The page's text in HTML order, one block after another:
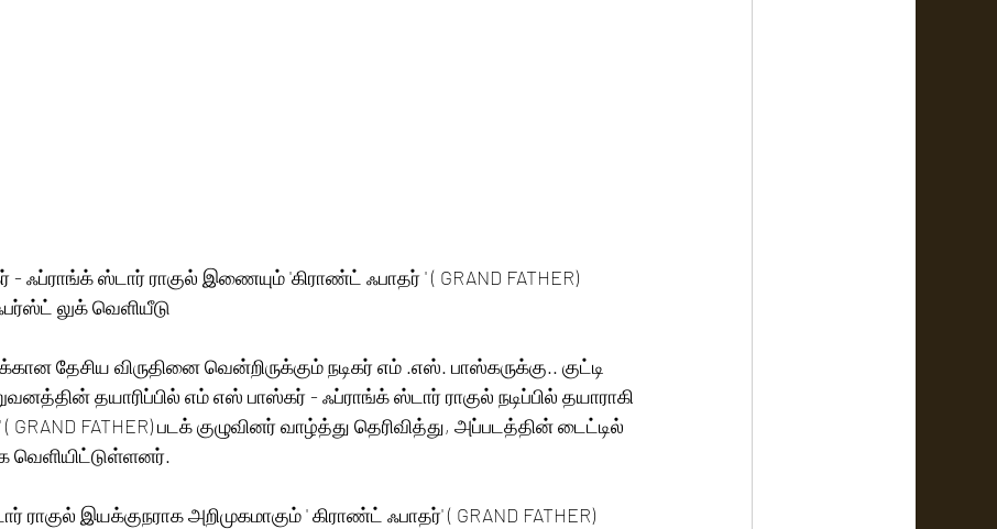
- ஃப்ராங்க் ஸ்டார் ராகுல் இணையும் 'கிராண்ட் ஃபாதர் ' ( GRAND FATHER)
லுக் வெளியீடு
தேசிய விருதினை வென்றிருக்கும் நடிகர் எம் .எஸ். பாஸ்கருக்கு.. குட்டி
தயாரிப்பில் எம் எஸ் பாஸ்கர் - ஃப்ராங்க் ஸ்டார் ராகுல் நடிப்பில் தயாராகி
GRAND FATHER) படக் குழுவினர் வாழ்த்து தெரிவித்து, அப்படத்தின் டைட்டில்
வெளியிட்டுள்ளனர்.
ராகுல் இயக்குநராக அறிமுகமாகும் ' கிராண்ட் ஃபாதர்' ( GRAND FATHER)